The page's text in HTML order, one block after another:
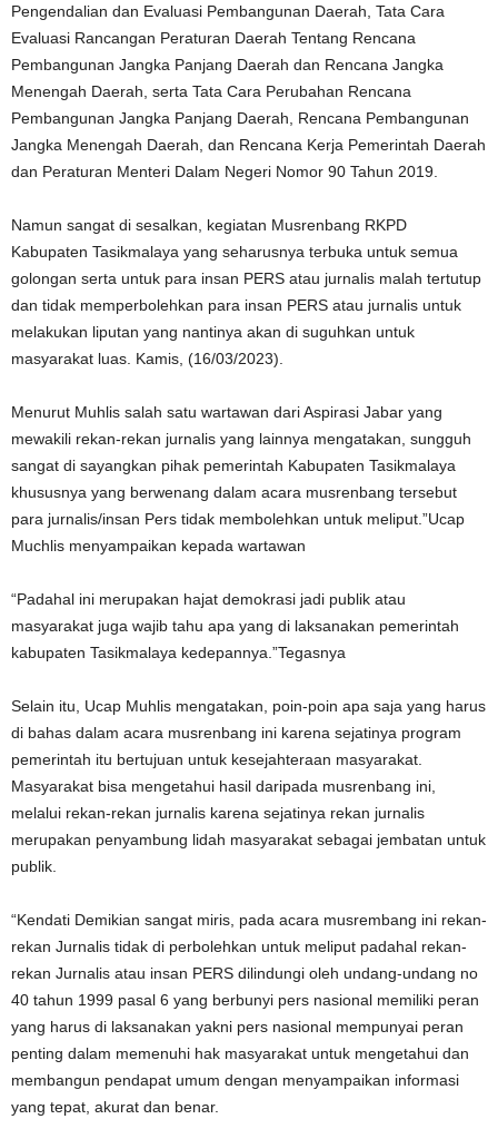
Pengendalian dan Evaluasi Pembangunan Daerah, Tata Cara
Evaluasi Rancangan Peraturan Daerah Tentang Rencana
Pembangunan Jangka Panjang Daerah dan Rencana Jangka
Menengah Daerah, serta Tata Cara Perubahan Rencana
Pembangunan Jangka Panjang Daerah, Rencana Pembangunan
Jangka Menengah Daerah, dan Rencana Kerja Pemerintah Daerah
dan Peraturan Menteri Dalam Negeri Nomor 90 Tahun 2019.
Namun sangat di sesalkan, kegiatan Musrenbang RKPD
Kabupaten Tasikmalaya yang seharusnya terbuka untuk semua
golongan serta untuk para insan PERS atau jurnalis malah tertutup
dan tidak memperbolehkan para insan PERS atau jurnalis untuk
melakukan liputan yang nantinya akan di suguhkan untuk
masyarakat luas. Kamis, (16/03/2023).
Menurut Muhlis salah satu wartawan dari Aspirasi Jabar yang
mewakili rekan-rekan jurnalis yang lainnya mengatakan, sungguh
sangat di sayangkan pihak pemerintah Kabupaten Tasikmalaya
khususnya yang berwenang dalam acara musrenbang tersebut
para jurnalis/insan Pers tidak membolehkan untuk meliput.”Ucap
Muchlis menyampaikan kepada wartawan
“Padahal ini merupakan hajat demokrasi jadi publik atau
masyarakat juga wajib tahu apa yang di laksanakan pemerintah
kabupaten Tasikmalaya kedepannya.”Tegasnya
Selain itu, Ucap Muhlis mengatakan, poin-poin apa saja yang harus
di bahas dalam acara musrenbang ini karena sejatinya program
pemerintah itu bertujuan untuk kesejahteraan masyarakat.
Masyarakat bisa mengetahui hasil daripada musrenbang ini,
melalui rekan-rekan jurnalis karena sejatinya rekan jurnalis
merupakan penyambung lidah masyarakat sebagai jembatan untuk
publik.
“Kendati Demikian sangat miris, pada acara musrembang ini rekan-
rekan Jurnalis tidak di perbolehkan untuk meliput padahal rekan-
rekan Jurnalis atau insan PERS dilindungi oleh undang-undang no
40 tahun 1999 pasal 6 yang berbunyi pers nasional memiliki peran
yang harus di laksanakan yakni pers nasional mempunyai peran
penting dalam memenuhi hak masyarakat untuk mengetahui dan
membangun pendapat umum dengan menyampaikan informasi
yang tepat, akurat dan benar.